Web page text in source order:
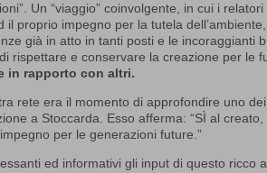
Un “viaggio” coinvolgente, in cui i
il proprio impegno per la tutela
già in atto in tanti posti e le incoraggianti
di rispettare e conservare la creazione per le
in rapporto con altri.
rete era il momento di approfondire uno dei
a Stoccarda. Esso afferma: “SÌ al
per le generazioni future.”
ed informativi gli input di questo ricco